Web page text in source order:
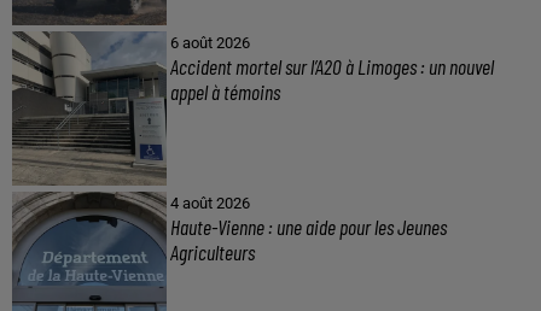
6 août 2026
Accident mortel sur l’A20 à Limoges : un nouvel
appel à témoins
4 août 2026
Haute-Vienne : une aide pour les Jeunes
Agriculteurs